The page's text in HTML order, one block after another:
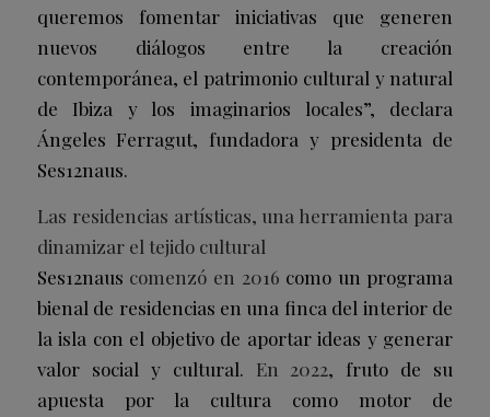
queremos fomentar iniciativas que generen
nuevos diálogos entre la creación
contemporánea, el patrimonio cultural y natural
de Ibiza y los imaginarios locales”, declara
Ángeles Ferragut, fundadora y presidenta de
Ses12naus.
Las residencias artísticas, una herramienta para
dinamizar el tejido cultural
Ses12naus comenzó en 2016 como un programa
bienal de residencias en una finca del interior de
la isla con el objetivo de aportar ideas y generar
valor social y cultural. En 2022, fruto de su
apuesta por la cultura como motor de